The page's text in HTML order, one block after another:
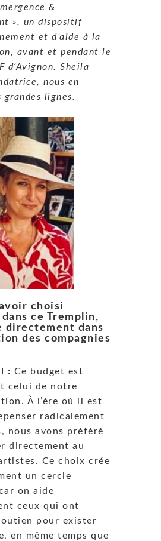
&
», un dispositif
et d’aide à la
avant et pendant le
d’Avignon. Sheila
nous en
grandes lignes.
choisi
ce Tremplin,
directement dans
des compagnies
: Ce budget est
celui de notre
À l’ère où il est
radicalement
nous avons préféré
directement au
Ce choix crée
un cercle
on aide
ceux qui ont
pour exister
en même temps que